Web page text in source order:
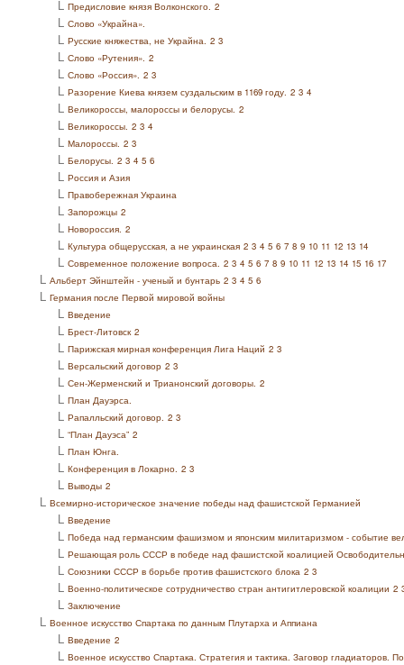
L Предисловие князя Волконского. 2
L Слово «Украйна».
L Русские княжества, не Украйна. 2 3
L Слово «Рутения». 2
L Слово «Россия». 2 3
L Разорение Киева князем суздальским в 1169 году. 2 3 4
L Великороссы, малороссы и белорусы. 2
L Великороссы. 2 3 4
L Малороссы. 2 3
L Белорусы. 2 3 4 5 6
L Россия и Азия
L Правобережная Украина
L Запорожцы 2
L Новороссия. 2
L Культура общерусская, а не украинская 2 3 4 5 6 7 8 9 10 11 12 13 14
L Современное положение вопроса. 2 3 4 5 6 7 8 9 10 11 12 13 14 15 16 17
L Альберт Эйнштейн - ученый и бунтарь 2 3 4 5 6
L Германия после Первой мировой войны
L Введение
L Брест-Литовск 2
L Парижская мирная конференция Лига Наций 2 3
L Версальский договор 2 3
L Сен-Жерменский и Трианонский договоры. 2
L План Дауэрса.
L Рапалльский договор. 2 3
L “План Дауэса” 2
L План Юнга.
L Конференция в Локарно. 2 3
L Выводы 2
L Всемирно-историческое значение победы над фашистской Германией
L Введение
L Победа над германским фашизмом и японским милитаризмом - событие
L Решающая роль СССР в победе над фашистской коалицией
L Союзники СССР в борьбе против фашистского блока 2 3
L Военно-политическое сотрудничество стран антигитлеровской коалиции 2
L Заключение
L Военное искусство Спартака по данным Плутарха и Аппиана
L Введение 2
L Военное искусство Спартака. Стратегия и тактика. Заговор гладиаторов.